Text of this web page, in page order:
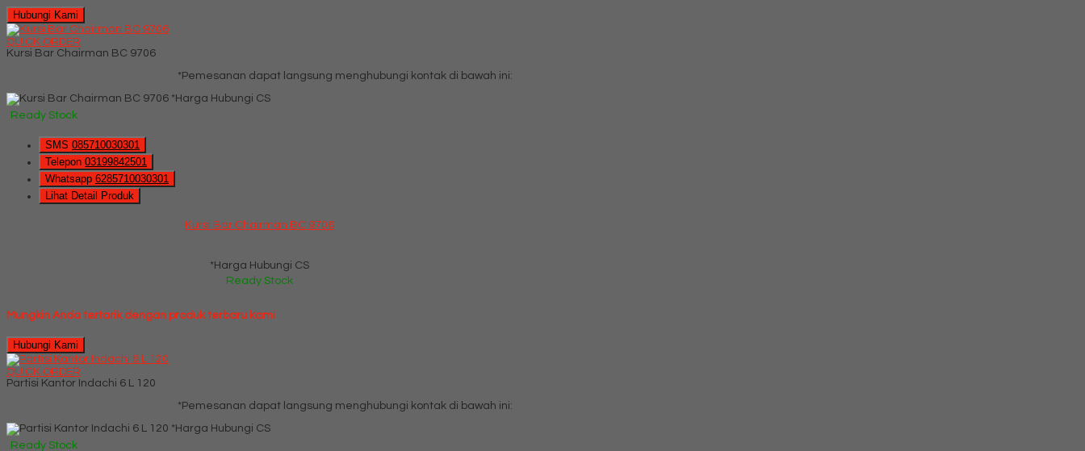
Hubungi Kami
QUICK ORDER
Kursi Bar Chairman BC 9706
*Pemesanan dapat langsung menghubungi kontak di bawah ini:
*Harga Hubungi CS
Ready Stock
SMS 085710030301
Telepon 03199842501
Whatsapp 6285710030301
Lihat Detail Produk
Kursi Bar Chairman BC 9706
*Harga Hubungi CS
Ready Stock
Mungkin Anda tertarik dengan produk terbaru kami
Hubungi Kami
QUICK ORDER
Partisi Kantor Indachi 6 L 120
*Pemesanan dapat langsung menghubungi kontak di bawah ini:
*Harga Hubungi CS
Ready Stock